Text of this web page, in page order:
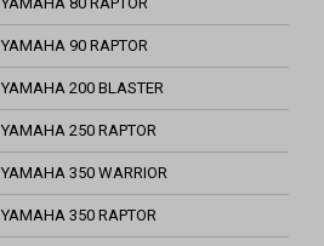
YAMAHA 90 RAPTOR
YAMAHA 200 BLASTER
YAMAHA 250 RAPTOR
YAMAHA 350 WARRIOR
YAMAHA 350 RAPTOR